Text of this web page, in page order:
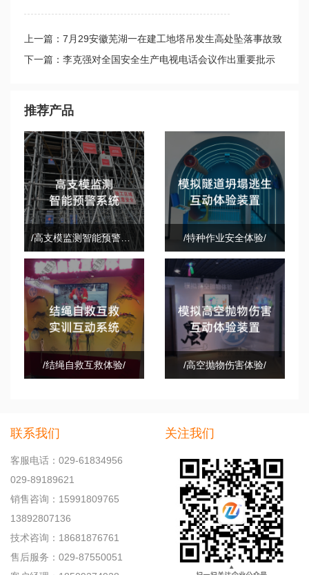
上一篇：7月29安徽芜湖一在建工地塔吊发生高处坠落事故致
2人死亡（转载自建筑施工安全）
下一篇：李克强对全国安全生产电视电话会议作出重要批示
推荐产品
/特种作业安全体验/
/结绳自救互救体验/ /高空抛物伤害体验/
联系我们
客服电话：029-61834956
029-89189621
销售咨询：15991809765
13892807136
技术咨询：18681876761
售后服务：029-87550051
关注我们